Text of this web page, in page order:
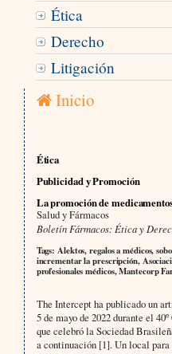
Ética
Derecho
Litigación
Inicio
Ética
Publicidad y Promoción
La promoción de
Salud y Fármacos
Boletín Fármacos: Ética y
Tags: Alektos, regalos a médicos,
incrementar la prescripción,
profesionales médicos, Mantecorp
The Intercept ha publicado un
5 de mayo de 2022 durante el
que celebró la Sociedad
a continuación [1]. Un local